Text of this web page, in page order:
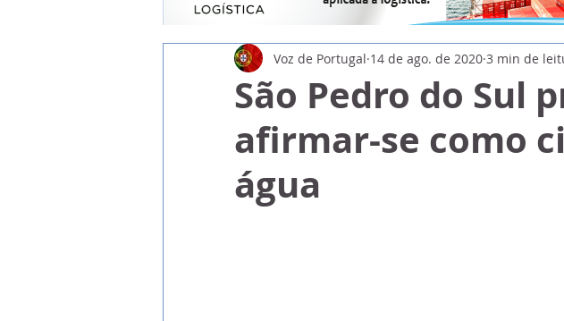
São Pedro do Sul
afirmar-se como
água
Voz de Portugal 14 de ago. de 2020 3 min de